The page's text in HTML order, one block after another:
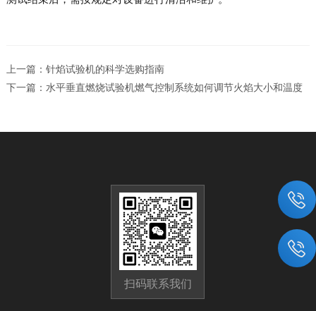
上一篇： 针焰试验机的科学选购指南
下一篇： 水平垂直燃烧试验机燃气控制系统如何调节火焰大小和温度
扫码联系我们